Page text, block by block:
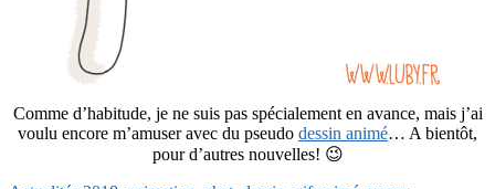
Comme d’habitude, je ne suis pas spécialement en avance, mais j’ai
voulu encore m’amuser avec du pseudo dessin animé… A bientôt,
pour d’autres nouvelles! 😉